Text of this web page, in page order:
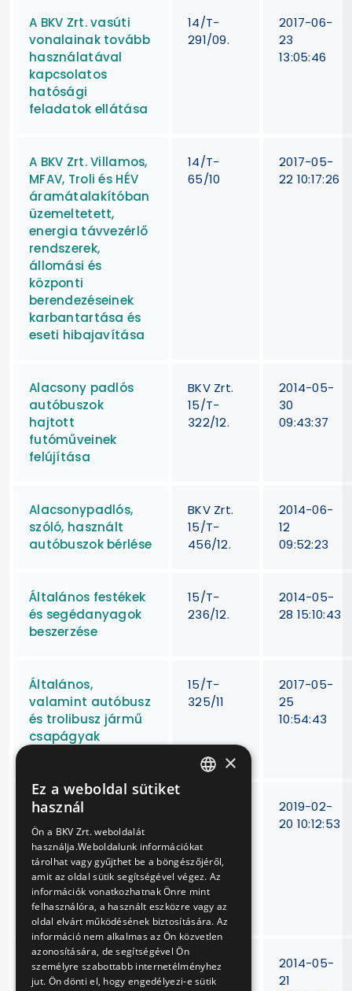
A BKV Zrt. vasúti
vonalainak tovább
használatával
kapcsolatos
hatósági
feladatok ellátása
14/T-
291/09.
2017-06-
23
13:05:46
A BKV Zrt. Villamos,
MFAV, Troli és HÉV
áramátalakítóban
üzemeltetett,
energia távvezérlő
rendszerek,
állomási és
központi
berendezéseinek
karbantartása és
eseti hibajavítása
14/T-
65/10
2017-05-
22 10:17:26
Alacsony padlós
autóbuszok
hajtott
futóműveinek
felújítása
BKV Zrt.
15/T-
322/12.
2014-05-
30
09:43:37
Alacsonypadlós,
szóló, használt
autóbuszok bérlése
BKV Zrt.
15/T-
456/12.
2014-06-
12
09:52:23
Általános festékek
és segédanyagok
beszerzése
15/T-
236/12.
2014-05-
28 15:10:43
Általános,
valamint autóbusz
és trolibusz jármű
csapágyak
15/T-
325/11
2017-05-
25
10:54:43
AM típusú
metrókocsik
meghibásodott
EPAC LITE
fékvezérlő
berendezéseinek
javítása
2019-02-
20 10:12:53
Autóbusz
differenciálművek
15/T-
46/12
2014-05-
21
×
Ez a weboldal sütiket
használ
Ön a BKV Zrt. weboldalát
használja.Weboldalunk információkat
tárolhat vagy gyűjthet be a böngészőjéről,
amit az oldal sütik segítségével végez. Az
információk vonatkozhatnak Önre mint
felhasználóra, a használt eszközre vagy az
oldal elvárt működésének biztosítására. Az
információ nem alkalmas az Ön közvetlen
azonosítására, de segítségével Ön
személyre szabottabb internetélményhez
jut. Ön dönti el, hogy engedélyezi-e sütik